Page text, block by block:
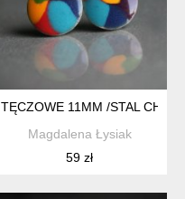
TĘCZOWE 11MM /STAL
Magdalena Łysiak
59 zł